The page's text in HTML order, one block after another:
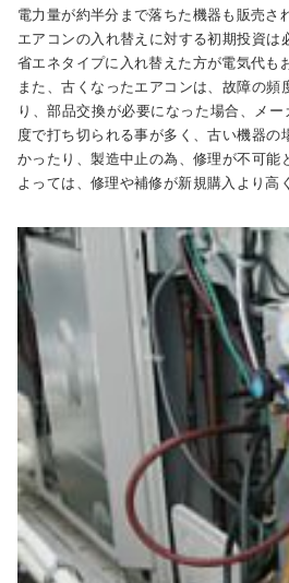
電力量が約半分まで落ちた機器も販売さ
エアコンの入れ替えに対する初期投資は
省エネタイプに入れ替えた方が電気代も
また、古くなったエアコンは、故障の頻
り、部品交換が必要になった場合、メ
度で打ち切られる事が多く、古い機器の
かったり、製造中止の為、修理が不可能
よっては、修理や補修が新規購入より高